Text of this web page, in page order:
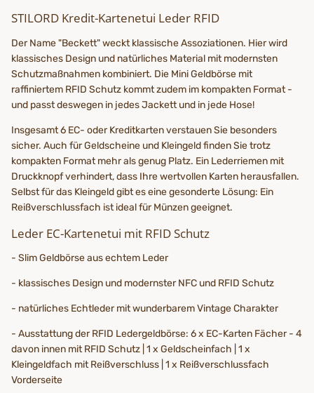
STILORD Kredit-Kartenetui Leder RFID
Der Name "Beckett" weckt klassische Assoziationen. Hier wird
klassisches Design und natürliches Material mit modernsten
Schutzmaßnahmen kombiniert. Die Mini Geldbörse mit
raffiniertem RFID Schutz kommt zudem im kompakten Format -
und passt deswegen in jedes Jackett und in jede Hose!
Insgesamt 6 EC- oder Kreditkarten verstauen Sie besonders
sicher. Auch für Geldscheine und Kleingeld finden Sie trotz
kompakten Format mehr als genug Platz. Ein Lederriemen mit
Druckknopf verhindert, dass Ihre wertvollen Karten herausfallen.
Selbst für das Kleingeld gibt es eine gesonderte Lösung: Ein
Reißverschlussfach ist ideal für Münzen geeignet.
Leder EC-Kartenetui mit RFID Schutz
- Slim Geldbörse aus echtem Leder
- klassisches Design und modernster NFC und RFID Schutz
- natürliches Echtleder mit wunderbarem Vintage Charakter
- Ausstattung der RFID Ledergeldbörse: 6 x EC-Karten Fächer - 4
davon innen mit RFID Schutz | 1 x Geldscheinfach | 1 x
Kleingeldfach mit Reißverschluss | 1 x Reißverschlussfach
Vorderseite